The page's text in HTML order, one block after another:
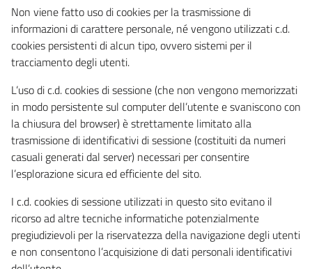
Non viene fatto uso di cookies per la trasmissione di
informazioni di carattere personale, né vengono utilizzati c.d.
cookies persistenti di alcun tipo, ovvero sistemi per il
tracciamento degli utenti.
L’uso di c.d. cookies di sessione (che non vengono memorizzati
in modo persistente sul computer dell’utente e svaniscono con
la chiusura del browser) è strettamente limitato alla
trasmissione di identificativi di sessione (costituiti da numeri
casuali generati dal server) necessari per consentire
l’esplorazione sicura ed efficiente del sito.
I c.d. cookies di sessione utilizzati in questo sito evitano il
ricorso ad altre tecniche informatiche potenzialmente
pregiudizievoli per la riservatezza della navigazione degli utenti
e non consentono l’acquisizione di dati personali identificativi